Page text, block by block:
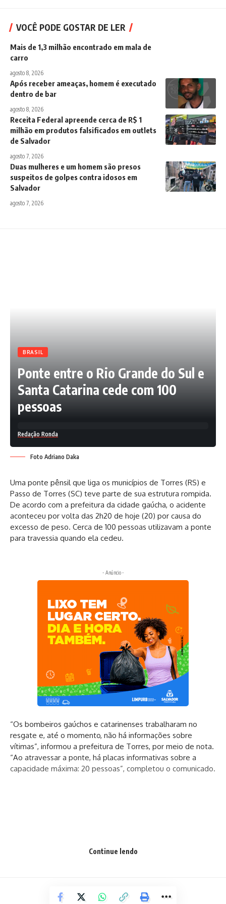
VOCÊ PODE GOSTAR DE LER
Mais de 1,3 milhão encontrado em mala de
carro
agosto 8, 2026
Após receber ameaças, homem é executado
dentro de bar
agosto 8, 2026
Receita Federal apreende cerca de R$ 1
milhão em produtos falsificados em outlets
de Salvador
agosto 7, 2026
Duas mulheres e um homem são presos
suspeitos de golpes contra idosos em
Salvador
agosto 7, 2026
BRASIL
Ponte entre o Rio Grande do Sul e
Santa Catarina cede com 100
pessoas
Redação Ronda
Foto Adriano Daka
Uma ponte pênsil que liga os municípios de Torres (RS) e
Passo de Torres (SC) teve parte de sua estrutura rompida.
De acordo com a prefeitura da cidade gaúcha, o acidente
aconteceu por volta das 2h20 de hoje (20) por causa do
excesso de peso. Cerca de 100 pessoas utilizavam a ponte
para travessia quando ela cedeu.
- Anúncio -
“Os bombeiros gaúchos e catarinenses trabalharam no
resgate e, até o momento, não há informações sobre
vítimas”, informou a prefeitura de Torres, por meio de nota.
“Ao atravessar a ponte, há placas informativas sobre a
capacidade máxima: 20 pessoas”, completou o comunicado.
Facebook
Continue lendo